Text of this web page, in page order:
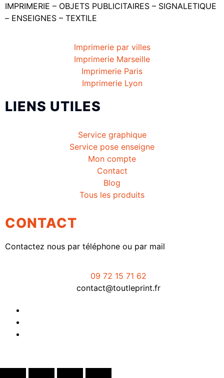
IMPRIMERIE – OBJETS PUBLICITAIRES – SIGNALETIQUE
– ENSEIGNES – TEXTILE
Imprimerie par villes
Imprimerie Marseille
Imprimerie Paris
Imprimerie Lyon
LIENS UTILES
Service graphique
Service pose enseigne
Mon compte
Contact
Blog
Tous les produits
CONTACT
Contactez nous par téléphone ou par mail
09 72 15 71 62
contact@toutleprint.fr